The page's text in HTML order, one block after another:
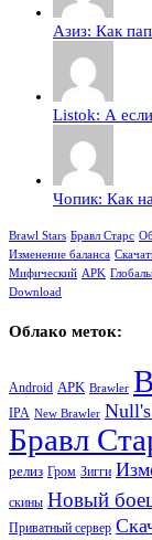
Азиз: Как
Listok: А
Чопик: Как
Brawl Stars Бравл Старс
Изменение баланса
Мифический APK
Download
Облако меток:
Android APK Brawler
IPA New Brawler
Бравл
релиз Гром Зигги
скины Новый
Приватный сервер